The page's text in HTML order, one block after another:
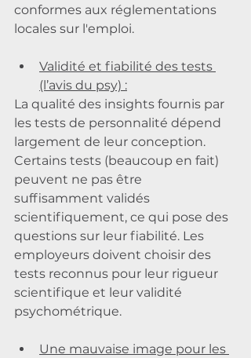
conformes aux réglementations
locales sur l'emploi.
Validité et fiabilité des tests
(l’avis du psy) :
La qualité des insights fournis par
les tests de personnalité dépend
largement de leur conception.
Certains tests (beaucoup en fait)
peuvent ne pas être
suffisamment validés
scientifiquement, ce qui pose des
questions sur leur fiabilité. Les
employeurs doivent choisir des
tests reconnus pour leur rigueur
scientifique et leur validité
psychométrique.
Une mauvaise image pour les